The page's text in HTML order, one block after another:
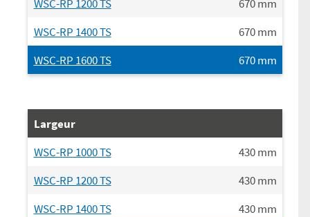
WSC-RP 1200 TS
670mm
WSC-RP 1400 TS
670mm
WSC-RP 1600 TS
670mm
Largeur
WSC-RP 1000 TS
430mm
WSC-RP 1200 TS
430mm
WSC-RP 1400 TS
430mm